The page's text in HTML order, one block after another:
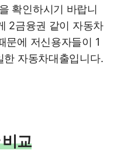
확인하시기 바랍니
2금융권 같이 자동차
문에 저신용자들이 1
한 자동차대출입니다.
교